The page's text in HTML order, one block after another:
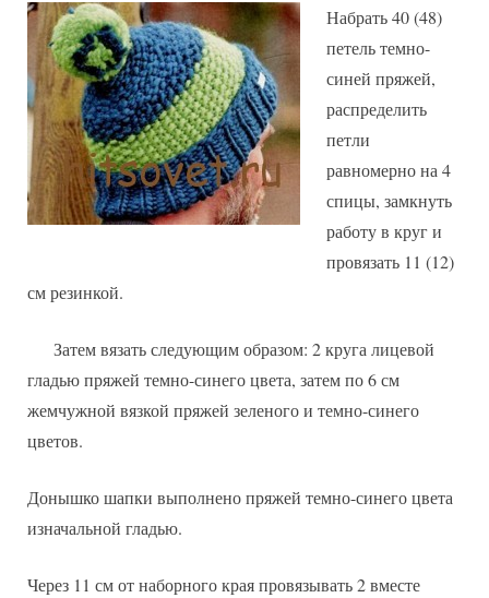
Набрать 40 (48)
петель темно-
синей пряжей,
распределить
петли
равномерно на 4
спицы, замкнуть
работу в круг и
провязать 11 (12)
см резинкой.
Затем вязать следующим образом: 2 круга лицевой
гладью пряжей темно-синего цвета, затем по 6 см
жемчужной вязкой пряжей зеленого и темно-синего
цветов.
Донышко шапки выполнено пряжей темно-синего цвета
изначальной гладью.
Через 11 см от наборного края провязывать 2 вместе